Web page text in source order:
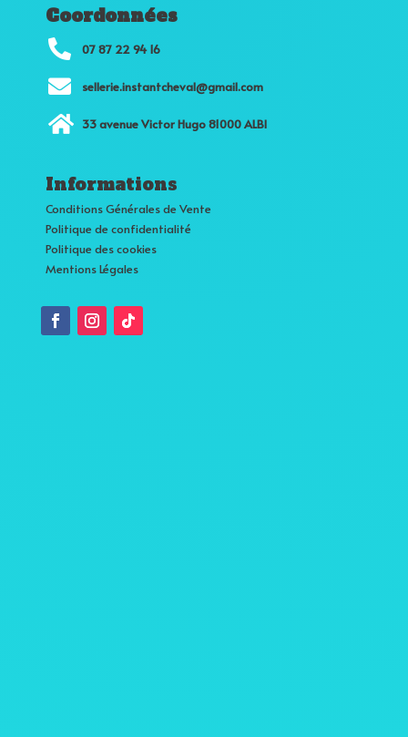
Coordonnées
 07 87 22 94 16
 sellerie.instantcheval@gmail.com
 33 avenue Victor Hugo 81000 ALBI
Informations
Conditions Générales de Vente
Politique de confidentialité
Politique des cookies
Mentions Légales